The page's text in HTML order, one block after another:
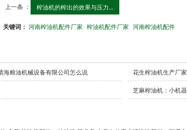
上一条 ： 榨油机的榨出的效果与压力...
关键词： 河南榨油机配件厂家 榨油机配件厂家 河南榨油机配件
海粮油机械设备有限公司怎么说 花生榨油机生产厂
芝麻榨油机：小机